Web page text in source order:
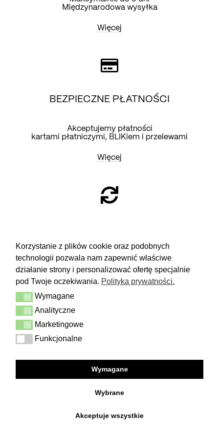
Korzystanie z plików cookie oraz podobnych
technologii pozwala nam zapewnić właściwe
działanie strony i personalizować ofertę specjalnie
pod Twoje oczekiwania. Polityka prywatności.
Wymagane
Wymagane
Analityczne
Analityczne
Marketingowe
Marketingowe
Funkcjonalne
Funkcjonalne
Wymagane
Wybrane
Akceptuje wszystkie
Międzynarodowa wysyłka
Więcej
BEZPIECZNE PŁATNOŚCI
Akceptujemy płatności
kartami płatniczymi, BLIKiem i przelewami
Więcej
Masz 14 dni na podjęcie
decyzji i spokojne rozważenie zakupu.
Więcej
Dostawa i zwrot
Kontakt
Regulamin
Polityka prywatności